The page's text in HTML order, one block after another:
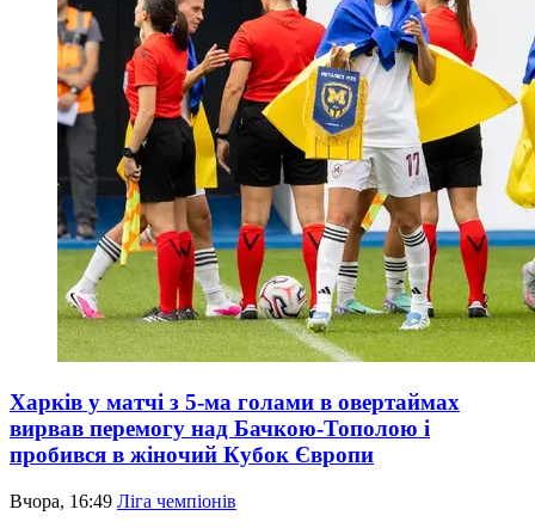
Харків у матчі з 5-ма голами в овертаймах
вирвав перемогу над Бачкою-Тополою і
пробився в жіночий Кубок Європи
Вчора, 16:49 Ліга чемпіонів